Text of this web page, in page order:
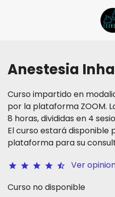
Anestesia
Curso impartido en
por la plataforma ZOOM.
8 horas, divididas en 4
El curso estará disponible
plataforma para su
star star star star star_half
Ver
Curso no disponible